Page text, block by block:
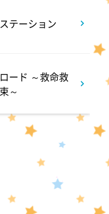
スそうだったの
ショーSP
ョン 日本人と
もそも石油と
底取材!
ション
テーション
ード ～救命救
～